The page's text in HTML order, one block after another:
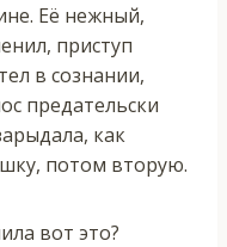
Её нежный,
приступ
в сознании,
предательски
как
потом вторую.
вот это?